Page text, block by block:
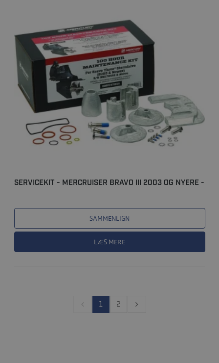
SERVICEKIT - MERCRUISER BRAVO III 2003 OG NYERE -
SAMMENLIGN
LÆS MERE
1 2